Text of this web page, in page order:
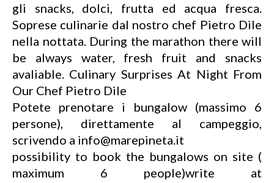
gli snacks, dolci, frutta ed acqua fresca.
Soprese culinarie dal nostro chef Pietro Dile
nella nottata. During the marathon there will
be always water, fresh fruit and snacks
avaliable. Culinary Surprises At Night From
Our Chef Pietro Dile
Potete prenotare i bungalow (massimo 6
persone), direttamente al campeggio,
scrivendo a info@marepineta.it
possibility to book the bungalows on site (
maximum 6 people)write at